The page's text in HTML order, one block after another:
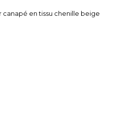
en tissu chenille beige